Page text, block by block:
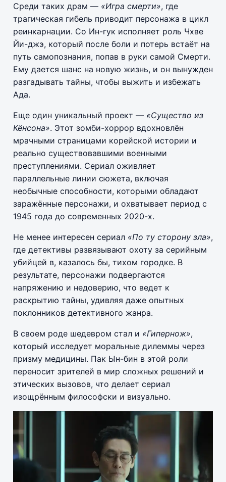
Среди таких драм — «Игра смерти», где
трагическая гибель приводит персонажа в цикл
реинкарнации. Со Ин-гук исполняет роль Чхве
Йи-джэ, который после боли и потерь встаёт на
путь самопознания, попав в руки самой Смерти.
Ему дается шанс на новую жизнь, и он вынужден
разгадывать тайны, чтобы выжить и избежать
Ада.
Еще один уникальный проект — «Существо из
Кёнсона». Этот зомби-хоррор вдохновлён
мрачными страницами корейской истории и
реально существовавшими военными
преступлениями. Сериал оживляет
параллельные линии сюжета, включая
необычные способности, которыми обладают
заражённые персонажи, и охватывает период с
1945 года до современных 2020-х.
Не менее интересен сериал «По ту сторону зла»,
где детективы развязывают охоту за серийным
убийцей в, казалось бы, тихом городке. В
результате, персонажи подвергаются
напряжению и недоверию, что ведет к
раскрытию тайны, удивляя даже опытных
поклонников детективного жанра.
В своем роде шедевром стал и «Гипернож»,
который исследует моральные дилеммы через
призму медицины. Пак Ын-бин в этой роли
переносит зрителей в мир сложных решений и
этических вызовов, что делает сериал
изощрённым философски и визуально.